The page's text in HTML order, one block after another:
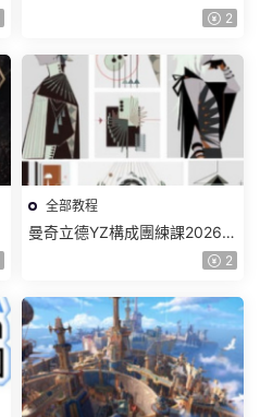
色特訓班【畫質不錯隻有視
2
全部教程
曼奇立德YZ構成團練課2026年
8月已結課【畫質高清有課件】
2